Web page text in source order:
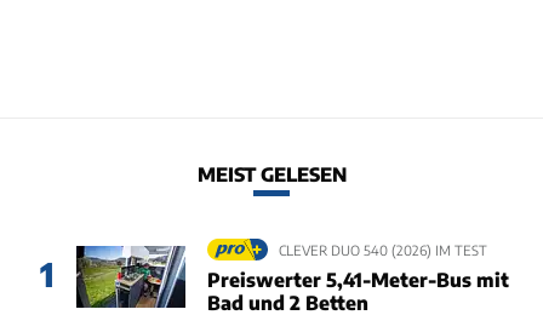
MEIST GELESEN
1
CLEVER DUO 540 (2026) IM TEST
Preiswerter 5,41-Meter-Bus mit
Bad und 2 Betten